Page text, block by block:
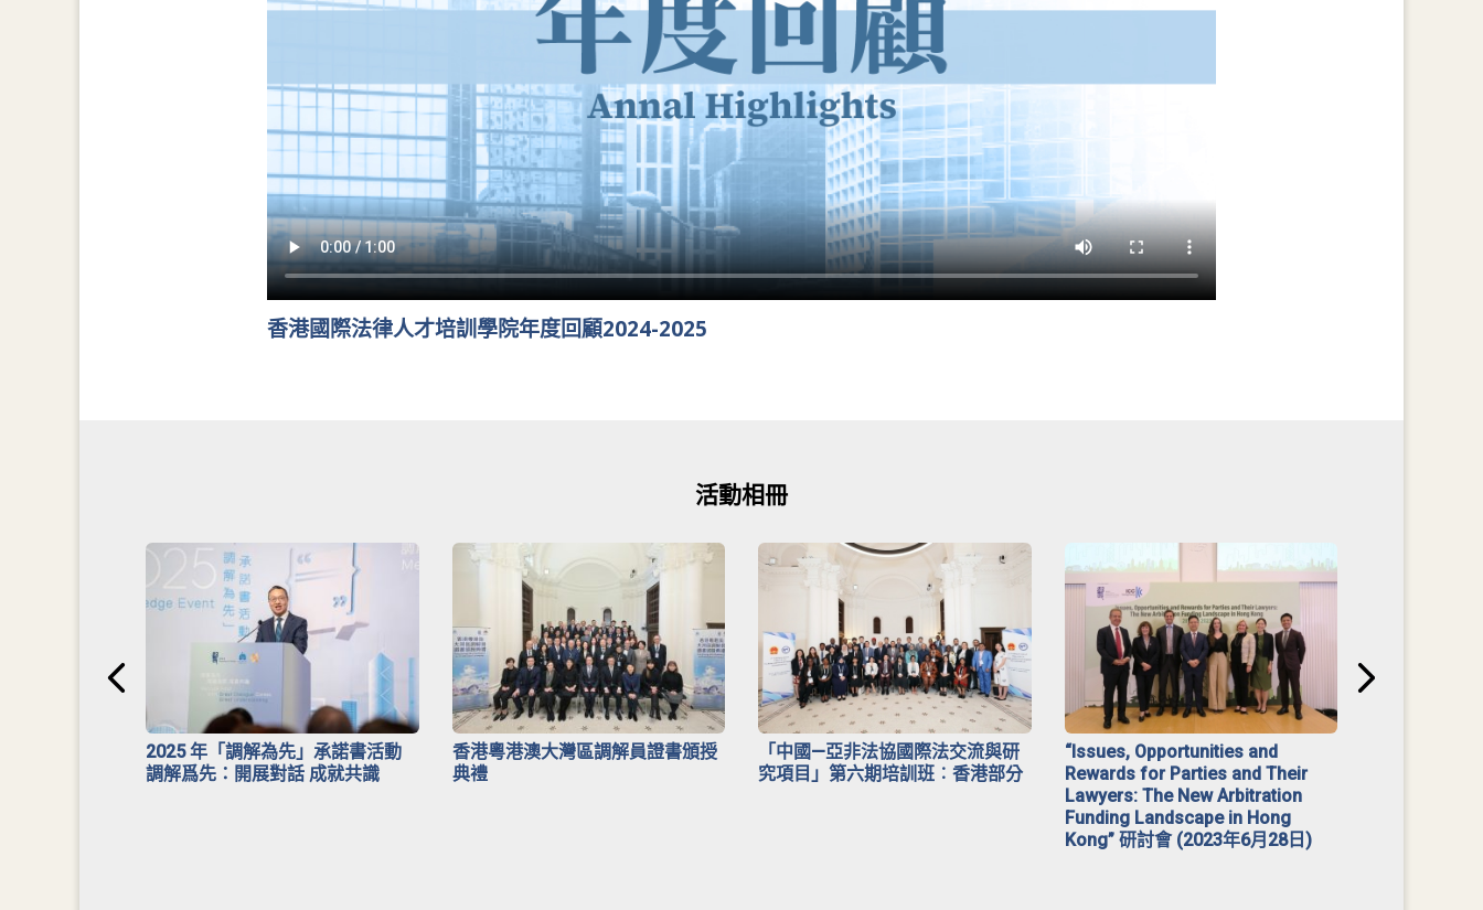
香港國際法律人才培訓學院年度回顧2024-2025
活動相冊
2025 年「調解為先」承諾書活動
調解爲先：開展對話 成就共識
香港粵港澳大灣區調解員證書頒授
典禮
「中國—亞非法協國際法交流與研
究項目」第六期培訓班︰香港部分
“Issues, Opportunities and
Rewards for Parties and Their
Lawyers: The New Arbitration
Funding Landscape in Hong
Kong” 研討會 (2023年6月28日)